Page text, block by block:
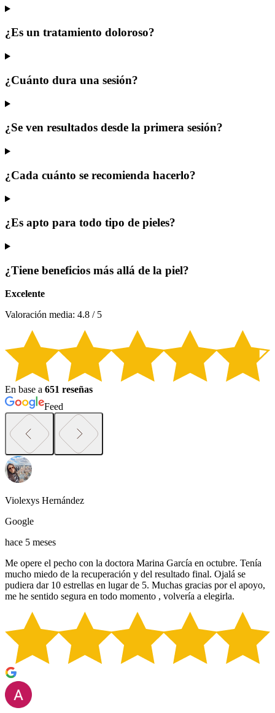
¿Es un tratamiento doloroso?
¿Cuánto dura una sesión?
¿Se ven resultados desde la primera sesión?
¿Cada cuánto se recomienda hacerlo?
¿Es apto para todo tipo de pieles?
¿Tiene beneficios más allá de la piel?
Excelente
Valoración media: 4.8 / 5
En base a 651 reseñas
Feed
Violexys Hernández
Google
hace 5 meses
Me opere el pecho con la doctora Marina García en octubre. Tenía
mucho miedo de la recuperación y del resultado final. Ojalá se
pudiera dar 10 estrellas en lugar de 5. Muchas gracias por el apoyo,
me he sentido segura en todo momento , volvería a elegirla.